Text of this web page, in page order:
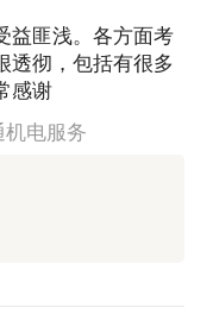
益匪浅。各方面考
透彻，包括有很多
感谢
机电服务